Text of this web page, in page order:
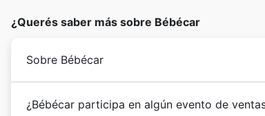
¿Querés saber más sobre Bébécar
Sobre Bébécar
¿Bébécar participa en algún evento de